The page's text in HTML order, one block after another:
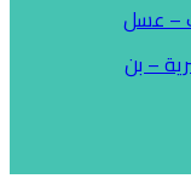
– عسل
– بن